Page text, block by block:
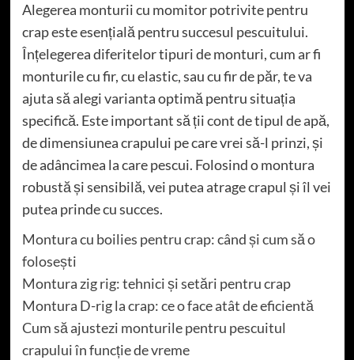
Alegerea monturii cu momitor potrivite pentru
crap este esențială pentru succesul pescuitului.
Înțelegerea diferitelor tipuri de monturi, cum ar fi
monturile cu fir, cu elastic, sau cu fir de păr, te va
ajuta să alegi varianta optimă pentru situația
specifică. Este important să ții cont de tipul de apă,
de dimensiunea crapului pe care vrei să-l prinzi, și
de adâncimea la care pescui. Folosind o montura
robustă și sensibilă, vei putea atrage crapul și îl vei
putea prinde cu succes.
Montura cu boilies pentru crap: când și cum să o
folosești
Montura zig rig: tehnici și setări pentru crap
Montura D-rig la crap: ce o face atât de eficientă
Cum să ajustezi monturile pentru pescuitul
crapului în funcție de vreme